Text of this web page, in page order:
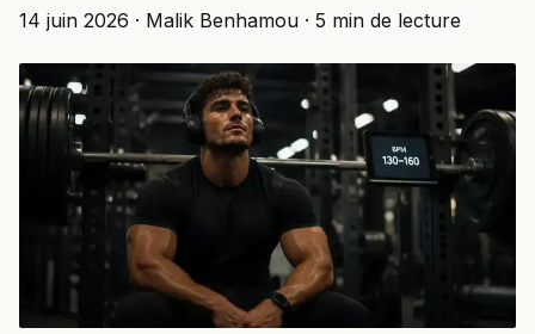
14 juin 2026 · Malik Benhamou · 5 min de lecture